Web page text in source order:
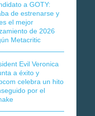
a GOTY:
de estrenarse y
el mejor
de 2026
Metacritic
Evil Veronica
a éxito y
celebra un hito
por el